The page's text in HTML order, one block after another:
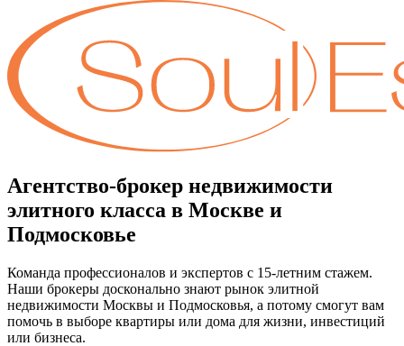
Агентство-брокер недвижимости
элитного класса в Москве и
Подмосковье
Команда профессионалов и экспертов с 15-летним стажем.
Наши брокеры досконально знают рынок элитной
недвижимости Москвы и Подмосковья, а потому смогут вам
помочь в выборе квартиры или дома для жизни, инвестиций
или бизнеса.